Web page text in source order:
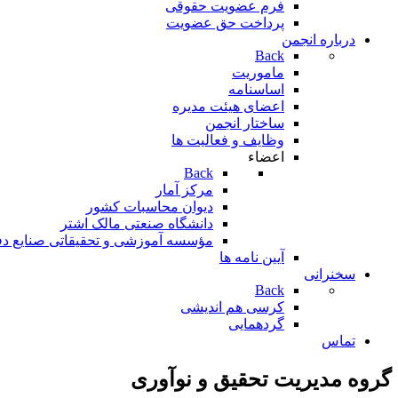
فرم عضویت حقوقی
پرداخت حق عضویت
درباره انجمن
Back
ماموریت
اساسنامه
اعضای هیئت مدیره
ساختار انجمن
وظایف و فعالیت ها
اعضاء
Back
مرکز آمار
دیوان محاسبات کشور
دانشگاه صنعتی مالک اشتر
مؤسسه آموزشی و تحقيقاتی صنايع
آیین نامه ها
سخنرانی
Back
کرسی هم اندیشی
گردهمایی
تماس
گروه مدیریت تحقیق و نوآوری